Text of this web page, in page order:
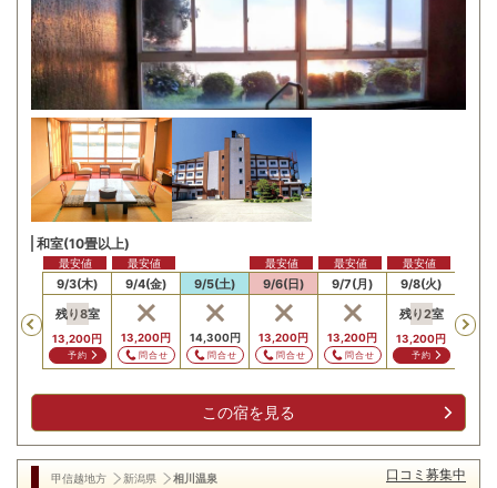
和室(10畳以上)
Previous
円
9/3(木)
残り8室
13,200円
予約
最安値
9/4(金)
13,200円
問合せ
最安値
9/5(土)
14,300円
問合せ
9/6(日)
13,200円
問合せ
最安値
9/7(月)
13,200円
問合せ
最安値
9/8(火)
残り2室
13,200円
予約
最安値
この宿を見る
甲信越地方 新潟県 相川温泉 口コミ募集中